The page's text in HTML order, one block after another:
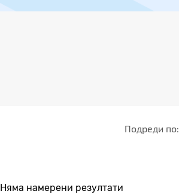
Подреди по:
Няма намерени резултати